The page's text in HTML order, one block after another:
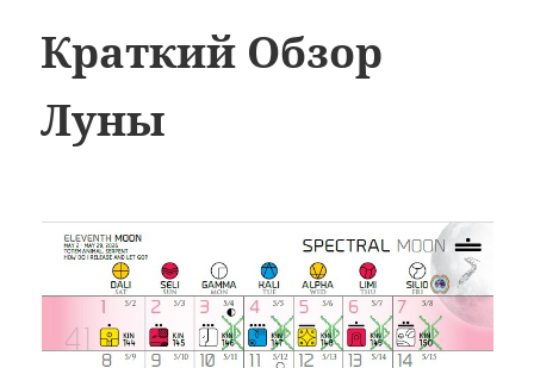
Краткий Обзор
Луны